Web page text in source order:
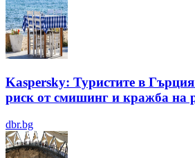
Kaspersky: Туристите в
риск от смишинг и кражба на
dbr.bg